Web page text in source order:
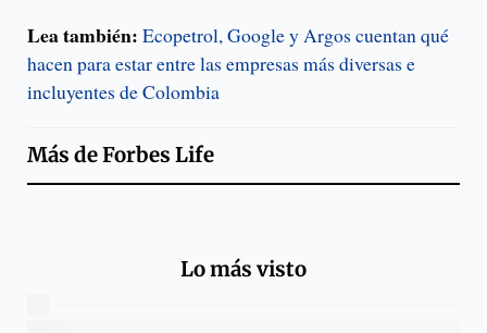
Lea también: Ecopetrol, Google y Argos cuentan qué
hacen para estar entre las empresas más diversas e
incluyentes de Colombia
Más deForbes Life
Lo más visto